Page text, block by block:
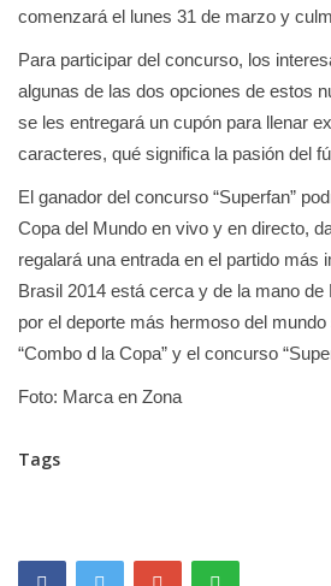
comenzará el lunes 31 de marzo y
Para participar del concurso, los
algunas de las dos opciones de estos
se les entregará un cupón para llenar
caracteres, qué significa la pasión del
El ganador del concurso “Superfan”
Copa del Mundo en vivo y en directo,
regalará una entrada en el partido más
Brasil 2014 está cerca y de la mano de
por el deporte más hermoso del
“Combo d la Copa” y el concurso
Foto: Marca en Zona
Tags